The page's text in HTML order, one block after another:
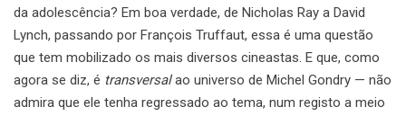
da adolescência? Em boa verdade, de Nicholas Ray a David
Lynch, passando por François Truffaut, essa é uma questão
que tem mobilizado os mais diversos cineastas. E que, como
agora se diz, é transversalao universo de Michel Gondry — não
admira que ele tenha regressado ao tema, num registo a meio